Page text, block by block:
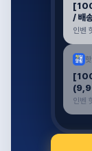
/ 배
인벤
인벤